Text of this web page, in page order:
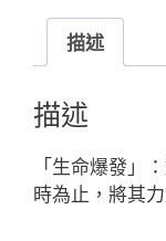
ド
４
３
４
文
野
環
描述
描述
「生命爆發」
時為止，將其